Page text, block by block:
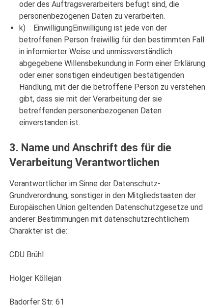
oder des Auftragsverarbeiters befugt sind, die
personenbezogenen Daten zu verarbeiten.
k) EinwilligungEinwilligung ist jede von der
betroffenen Person freiwillig für den bestimmten Fall
in informierter Weise und unmissverständlich
abgegebene Willensbekundung in Form einer Erklärung
oder einer sonstigen eindeutigen bestätigenden
Handlung, mit der die betroffene Person zu verstehen
gibt, dass sie mit der Verarbeitung der sie
betreffenden personenbezogenen Daten
einverstanden ist.
3. Name und Anschrift des für die
Verarbeitung Verantwortlichen
Verantwortlicher im Sinne der Datenschutz-
Grundverordnung, sonstiger in den Mitgliedstaaten der
Europäischen Union geltenden Datenschutzgesetze und
anderer Bestimmungen mit datenschutzrechtlichem
Charakter ist die:
CDU Brühl
Holger Köllejan
Badorfer Str. 61